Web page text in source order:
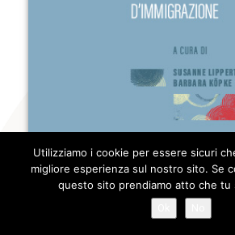
Utilizziamo i cookie per essere sicuri
migliore esperienza sul nostro sito. Se
questo sito prendiamo atto che tu